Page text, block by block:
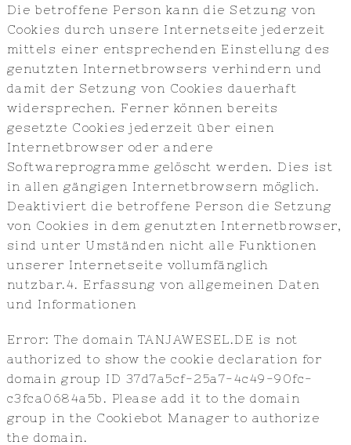
Die betroffene Person kann die Setzung von
Cookies durch unsere Internetseite jederzeit
mittels einer entsprechenden Einstellung des
genutzten Internetbrowsers verhindern und
damit der Setzung von Cookies dauerhaft
widersprechen. Ferner können bereits
gesetzte Cookies jederzeit über einen
Internetbrowser oder andere
Softwareprogramme gelöscht werden. Dies ist
in allen gängigen Internetbrowsern möglich.
Deaktiviert die betroffene Person die Setzung
von Cookies in dem genutzten Internetbrowser,
sind unter Umständen nicht alle Funktionen
unserer Internetseite vollumfänglich
nutzbar.4. Erfassung von allgemeinen Daten
und Informationen
Error: The domain TANJAWESEL.DE is not
authorized to show the cookie declaration for
domain group ID 37d7a5cf-25a7-4c49-90fc-
c3fca0684a5b. Please add it to the domain
group in the Cookiebot Manager to authorize
the domain.